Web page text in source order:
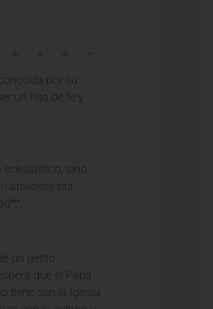
por su
un hito de fe y
sino
ansiosos por
un gesto
que el Papa
tiene con la Iglesia